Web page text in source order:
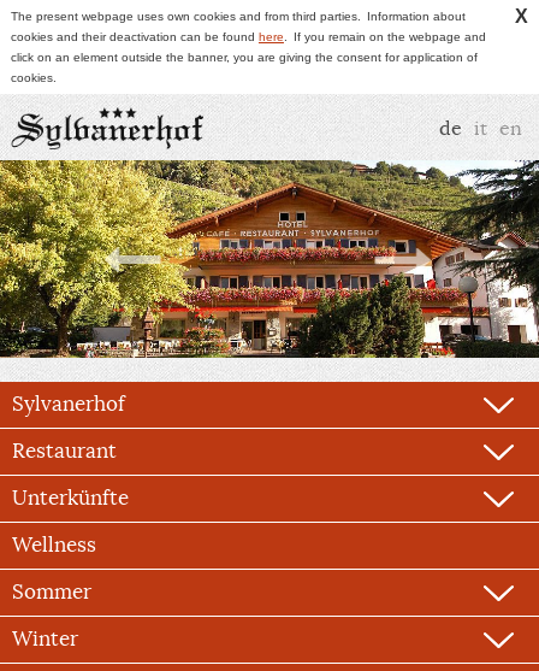
X
The present webpage uses own cookies and from third parties.
Information about
cookies and their deactivation can be found here
If you remain on the webpage and
click on an element outside the banner, you are giving the consent for application of
cookies.
de it en
Sylvanerhof
Restaurant
Unterkünfte
Wellness
Sommer
Winter